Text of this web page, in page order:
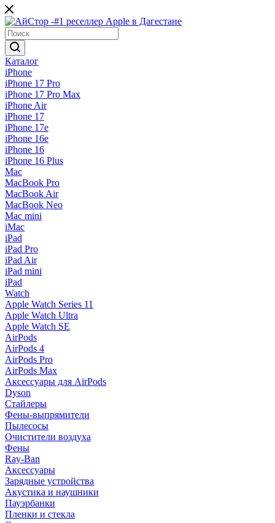
Каталог
iPhone
iPhone 17 Pro
iPhone 17 Pro Max
iPhone Air
iPhone 17
iPhone 17e
iPhone 16e
iPhone 16
iPhone 16 Plus
Mac
MacBook Pro
MacBook Air
MacBook Neo
Mac mini
iMac
iPad
iPad Pro
iPad Air
iPad mini
iPad
Watch
Apple Watch Series 11
Apple Watch Ultra
Apple Watch SE
AirPods
AirPods 4
AirPods Pro
AirPods Max
Аксессуары для AirPods
Dyson
Стайлеры
Фены-выпрямители
Пылесосы
Очистители воздуха
Фены
Ray-Ban
Аксессуары
Зарядные устройства
Акустика и наушники
Пауэрбанки
Пленки и стекла